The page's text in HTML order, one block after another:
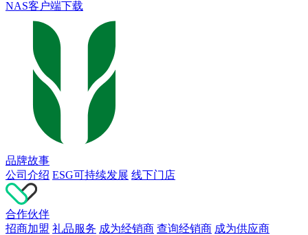
NAS客户端下载
品牌故事
公司介绍 ESG可持续发展 线下门店
合作伙伴
招商加盟 礼品服务 成为经销商 查询经销商 成为供应商